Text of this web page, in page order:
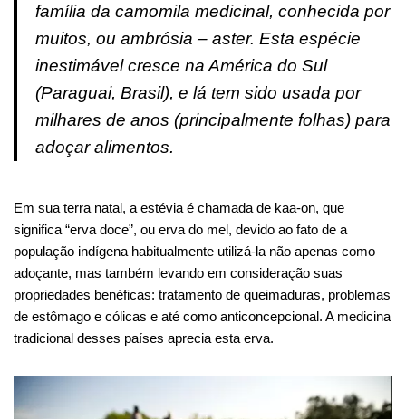
família da camomila medicinal, conhecida por
muitos, ou ambrósia – aster. Esta espécie
inestimável cresce na América do Sul
(Paraguai, Brasil), e lá tem sido usada por
milhares de anos (principalmente folhas) para
adoçar alimentos.
Em sua terra natal, a estévia é chamada de kaa-on, que
significa “erva doce”, ou erva do mel, devido ao fato de a
população indígena habitualmente utilizá-la não apenas como
adoçante, mas também levando em consideração suas
propriedades benéficas: tratamento de queimaduras, problemas
de estômago e cólicas e até como anticoncepcional. A medicina
tradicional desses países aprecia esta erva.